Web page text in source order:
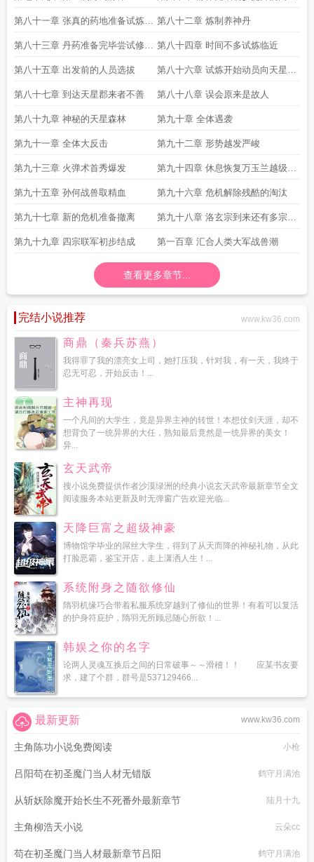
强度
第八十一章 张真的药地准备试炼丹
药
第八十二章 炼制养神丹
第八十三章 丹药准备完毕尝试修炼
火弹术
第八十四章 时间不多试炼临近
第八十五章 出发前的人员选拔 第八十六章 试炼开始动员向天星森
林进发
第八十七章 到达天星郡来者不善 第八十八章 误会原来是故人
第八十九章 神秘的天星森林 第九十章 全体遇袭
第九十一章 全体大反击 第九十二章 形势越发严峻
第九十三章 火弹术首秀爆发 第九十四章 休息恢复万玉兰越级之
战
第九十五章 孙何战兽取精血 第九十六章 危机解除残酷的淘汰
第九十七章 新的危机准备撤离 第九十八章 洛玄宗到来还有多宗兽
潮爆发
第九十九章 四宗联军初步结成 第一百章 汇合人类大军战兽潮
查看更多章节...
完结小说推荐 www.kw36.com
商鼎（秦兵苏燕）
我得罪了我的漂亮女上司，她打压我，针对我，有一天，我终于
忍无可忍，开始反击！...
主神再现
一个凡间的大学生，竟是异界主神的转世！本想仗剑天涯，却不
想背负了一统异界的大任，熟知最后竟然是一统异界的美女！
异...
玄天武帝
搜小说免费提供作者沙漠绿洲的经典小说玄天武帝最新章节全文
阅读服务本站更新及时无弹窗广告欢迎光临...
天降巨富之超级神豪
博物馆学毕业的屌丝大学生，得到了从天而降的神秘礼物，从此
打脸恶霸，鉴宝开店，走上潇洒人生！...
系统附身之随欲修仙
隋羽机缘巧合带着私服系统穿越到了修仙的世界！有着可以复活
的护身符庇护，隋羽无所顾忌随心所欲！...
韩娱之你的名字
论两人灵魂互换后之间的日常破事～～滑稽！！ 应某书友要
求，建了个群，群号是537129466...
www.kw36.com
最新更新
主角陈功小说免费阅读 小枪
吕阳苟在初圣魔门当人材无错版 鹤守月满池
从斩妖除魔开始长生不死番外最新章节 陆月十九
主角柳浩天小说 云朵cc
苟在初圣魔门当人材最新章节吕阳 鹤守月满池